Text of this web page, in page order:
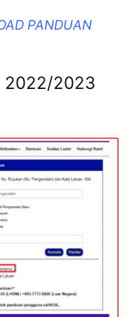
PANDUAN
2022/2023